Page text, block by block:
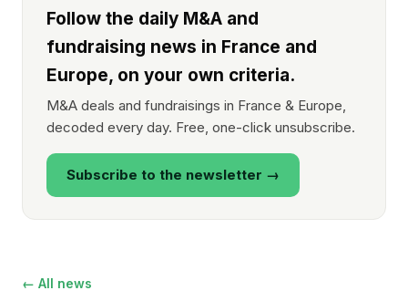
Follow the daily M&A and
fundraising news in France and
Europe, on your own criteria.
M&A deals and fundraisings in France & Europe,
decoded every day. Free, one-click unsubscribe.
Subscribe to the newsletter →
← All news